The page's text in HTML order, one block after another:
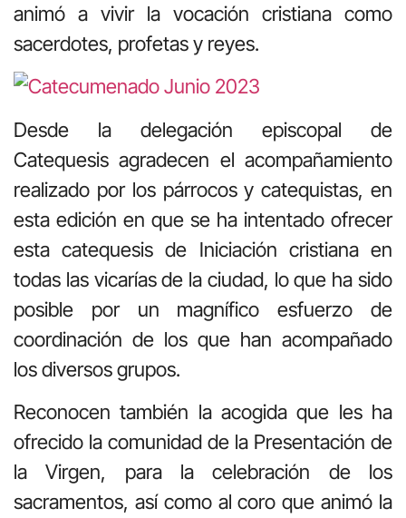
animó a vivir la vocación cristiana como
sacerdotes, profetas y reyes.
Desde la delegación episcopal de
Catequesis agradecen el acompañamiento
realizado por los párrocos y catequistas, en
esta edición en que se ha intentado ofrecer
esta catequesis de Iniciación cristiana en
todas las vicarías de la ciudad, lo que ha sido
posible por un magnífico esfuerzo de
coordinación de los que han acompañado
los diversos grupos.
Reconocen también la acogida que les ha
ofrecido la comunidad de la Presentación de
la Virgen, para la celebración de los
sacramentos, así como al coro que animó la